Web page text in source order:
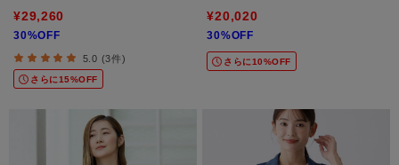
¥29,260
30%OFF
5.0 (3件)
さらに15%OFF
¥20,020
30%OFF
さらに10%OFF